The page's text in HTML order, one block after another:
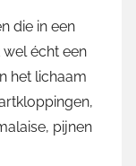
die in een
écht een
het lichaam
pijnen